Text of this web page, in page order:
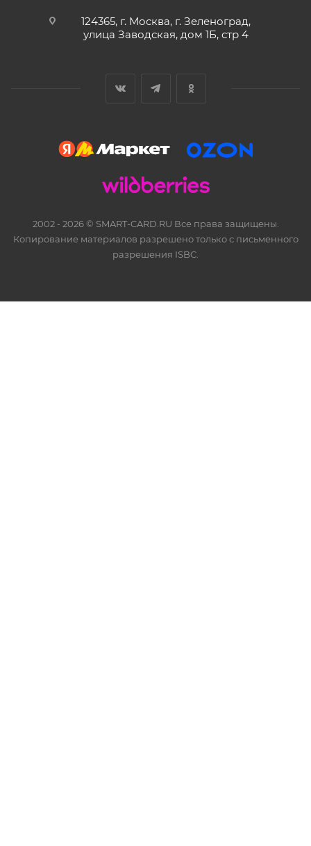
124365, г. Москва, г. Зеленоград,
улица Заводская, дом 1Б, стр 4
2002 - 2026 © SMART-CARD.RU Все права защищены.
Копирование материалов разрешено только с письменного
разрешения ISBC.